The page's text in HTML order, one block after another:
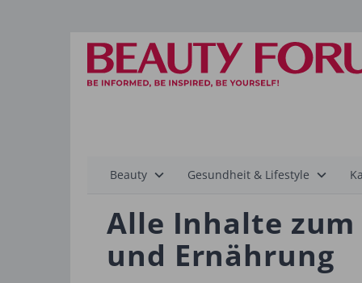
Hauptnavigation
Beauty Gesundheit & Lifestyle
Alle Inhalte
und Ernährung